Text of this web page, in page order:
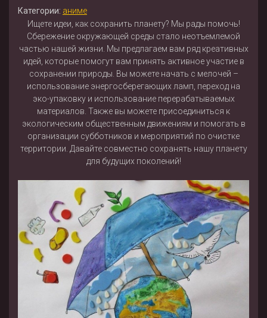
Категории: аниме
Ищете идеи, как сохранить планету? Мы рады помочь!
Сбережение окружающей среды стало неотъемлемой
частью нашей жизни. Мы предлагаем вам ряд креативных
идей, которые помогут вам принять активное участие в
сохранении природы. Вы можете начать с мелочей –
использование энергосберегающих ламп, переход на
эко-упаковку и использование перерабатываемых
материалов. Также вы можете присоединиться к
экологическим общественным движениям и помогать в
организации субботников и мероприятий по очистке
территории. Давайте совместно сохранять нашу планету
для будущих поколений!